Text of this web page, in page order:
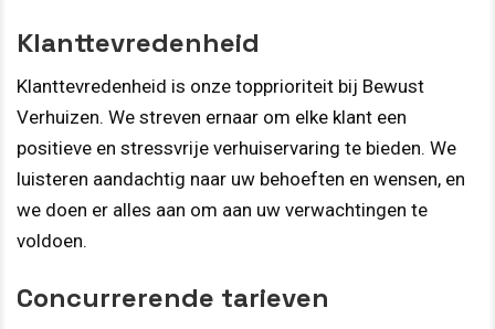
Klanttevredenheid
Klanttevredenheid is onze topprioriteit bij Bewust
Verhuizen. We streven ernaar om elke klant een
positieve en stressvrije verhuiservaring te bieden. We
luisteren aandachtig naar uw behoeften en wensen, en
we doen er alles aan om aan uw verwachtingen te
voldoen.
Concurrerende tarieven